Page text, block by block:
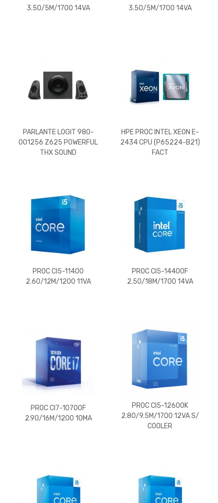
3.50/5M/1700 14VA
3.50/5M/1700 14VA
PARLANTE LOGIT 980-
001256 Z625 POWERFUL
THX SOUND
HPE PROC INTEL XEON E-
2434 CPU (P65224-B21)
FACT
PROC CI5-11400
2.60/12M/1200 11VA
PROC CI5-14400F
2.50/18M/1700 14VA
PROC CI7-10700F
2.90/16M/1200 10MA
PROC CI5-12600K
2.80/9.5M/1700 12VA S/
COOLER